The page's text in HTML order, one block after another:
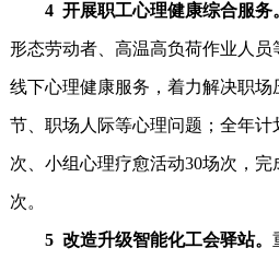
4 开展职工心理健康综合服务
形态劳动者、高温高负荷作业人员
线下心理健康服务，着力解决职场
节、职场人际等心理问题；全年计
次、小组心理疗愈活动30场次，完
次。
5 改造升级智能化工会驿站。